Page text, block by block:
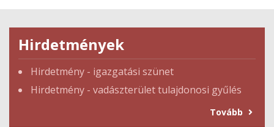
Hirdetmények
Hirdetmény - igazgatási szünet
Hirdetmény - vadászterület tulajdonosi gyűlés
Tovább